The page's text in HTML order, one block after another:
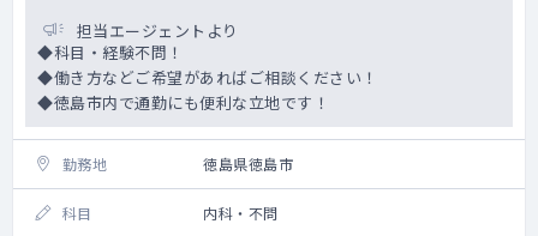
担当エージェントより
◆科目・経験不問！
◆働き方などご希望があればご相談ください！
◆徳島市内で通勤にも便利な立地です！
勤務地 徳島県徳島市
科目 内科・不問